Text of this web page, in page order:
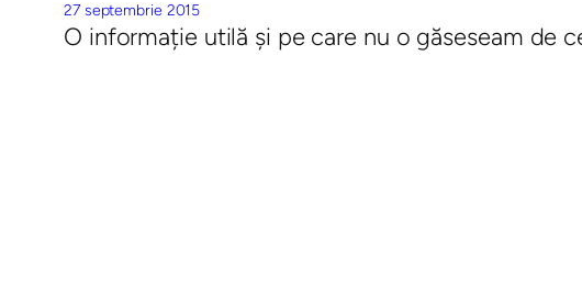
27 septembrie 2015
O informație utilă și pe care nu o găseseam de